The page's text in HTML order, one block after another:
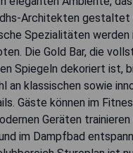
Architekten gestaltet
Spezialitäten werden
Die Gold Bar, die
Spiegeln dekoriert ist,
an klassischen sowie
Gäste können im
Geräten
im Dampfbad